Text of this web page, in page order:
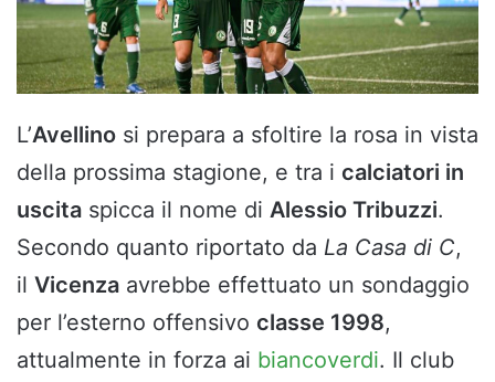
L’Avellino si prepara a sfoltire la rosa in vista
della prossima stagione, e tra i calciatori in
uscita spicca il nome di Alessio Tribuzzi.
Secondo quanto riportato da La Casa di C,
il Vicenza avrebbe effettuato un sondaggio
per l’esterno offensivo classe 1998,
attualmente in forza ai biancoverdi. Il club